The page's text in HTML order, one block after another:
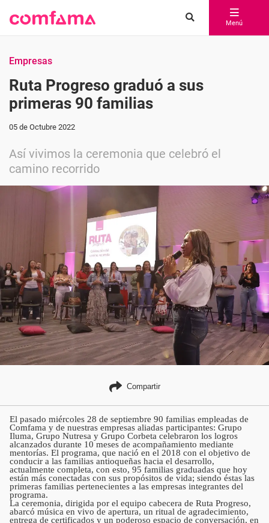
Menú
Empresas
Ruta Progreso graduó a sus
primeras 90 familias
05 de Octubre 2022
Así vivimos la ceremonia que celebró el
camino recorrido
Compartir
El pasado miércoles 28 de septiembre 90 familias empleadas de
Comfama y de nuestras empresas aliadas participantes: Grupo
Iluma, Grupo Nutresa y Grupo Corbeta celebraron los logros
alcanzados durante 10 meses de acompañamiento mediante
mentorías. El programa, que nació en el 2018 con el objetivo de
conducir a las familias antioqueñas hacia el desarrollo,
actualmente completa, con esto, 95 familias graduadas que hoy
están más conectadas con sus propósitos de vida; siendo éstas las
primeras familias pertenecientes a las empresas integrantes del
programa.
La ceremonia, dirigida por el equipo cabecera de Ruta Progreso,
abarcó música en vivo de apertura, un ritual de agradecimiento,
entrega de certificados y un poderoso espacio de conversación, en